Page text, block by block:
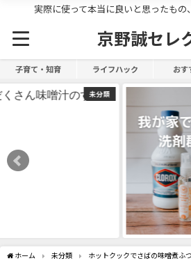
実際に使って本当に良いと思ったも
京野誠セレ
子育て・知育 ライフハック おす
掃除・家事効率化
ホーム 未分類 ホットクックでさばの味噌煮ふ